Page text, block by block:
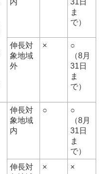
ま
で）
伸長対
象地域
外
×
○
（8月
31日
ま
で）
伸長対
象地域
内
○
○
（8月
31日
ま
で）
伸長対
× ×